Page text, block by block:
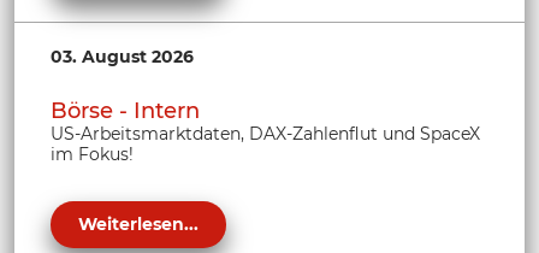
03. August 2026
Börse - Intern
US-Arbeitsmarktdaten, DAX-Zahlenflut und SpaceX
im Fokus!
Weiterlesen...